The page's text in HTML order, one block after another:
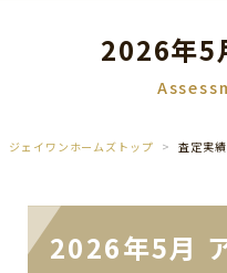
2026年5
ジェイワンホームズトップ 査定実績
2026年5月